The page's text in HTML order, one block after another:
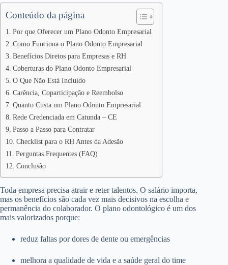
Conteúdo da página
Por que Oferecer um Plano Odonto Empresarial
Como Funciona o Plano Odonto Empresarial
Benefícios Diretos para Empresas e RH
Coberturas do Plano Odonto Empresarial
O Que Não Está Incluído
Carência, Coparticipação e Reembolso
Quanto Custa um Plano Odonto Empresarial
Rede Credenciada em Catunda – CE
Passo a Passo para Contratar
Checklist para o RH Antes da Adesão
Perguntas Frequentes (FAQ)
Conclusão
Toda empresa precisa atrair e reter talentos. O salário importa,
mas os benefícios são cada vez mais decisivos na escolha e
permanência do colaborador. O plano odontológico é um dos
mais valorizados porque:
reduz faltas por dores de dente ou emergências
melhora a qualidade de vida e a saúde geral do time